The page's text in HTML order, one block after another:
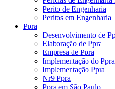
Perito de Engenharia
Peritos em Engenharia
Ppra
Desenvolvimento de
Elaboração de Ppra
Empresa de Ppra
Implementação do Ppra
Implementação Ppra
Nr9 Ppra
Ppra em São Paulo